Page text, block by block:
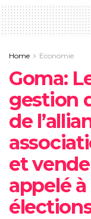
Home Economie
Goma:
gestion
de
et
appelé